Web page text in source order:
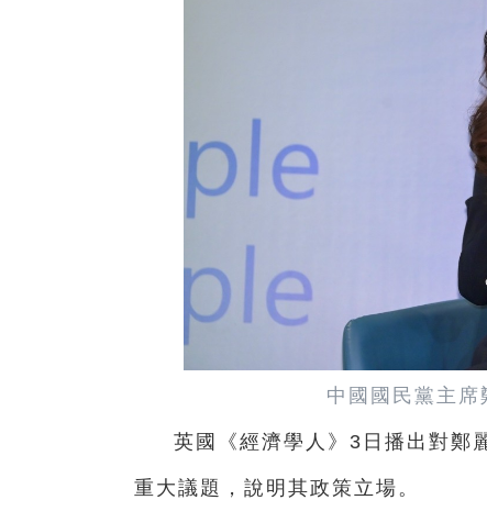
中國國民黨主席
英國《經濟學人》3日播出對鄭
重大議題，說明其政策立場。